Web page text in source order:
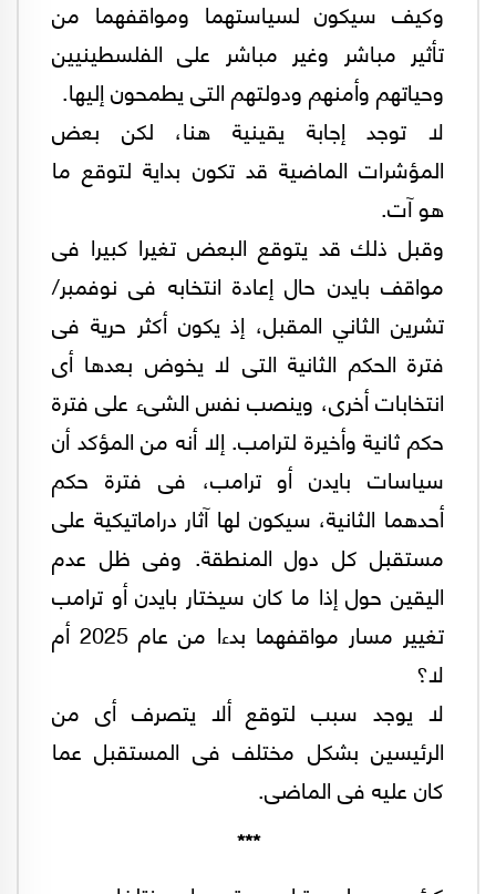
وكيف سيكون لسياستهما ومواقفهما من
تأثير مباشر وغير مباشر على الفلسطينيين
وحياتهم وأمنهم ودولتهم التى يطمحون إليها.
لا توجد إجابة يقينية هنا، لكن بعض
المؤشرات الماضية قد تكون بداية لتوقع ما
هو آت.
وقبل ذلك قد يتوقع البعض تغيرا كبيرا فى
مواقف بايدن حال إعادة انتخابه فى نوفمبر/
تشرين الثاني المقبل، إذ يكون أكثر حرية فى
فترة الحكم الثانية التى لا يخوض بعدها أى
انتخابات أخرى، وينصب نفس الشىء على فترة
حكم ثانية وأخيرة لترامب. إلا أنه من المؤكد أن
سياسات بايدن أو ترامب، فى فترة حكم
أحدهما الثانية، سيكون لها آثار دراماتيكية على
مستقبل كل دول المنطقة. وفى ظل عدم
اليقين حول إذا ما كان سيختار بايدن أو ترامب
تغيير مسار مواقفهما بدءا من عام 2025 أم
لا؟
لا يوجد سبب لتوقع ألا يتصرف أى من
الرئيسين بشكل مختلف فى المستقبل عما
كان عليه فى الماضى.
***